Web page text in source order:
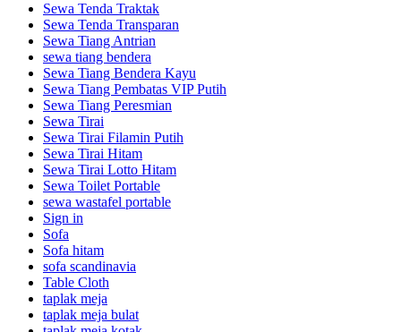
Sewa Tenda Traktak
Sewa Tenda Transparan
Sewa Tiang Antrian
sewa tiang bendera
Sewa Tiang Bendera Kayu
Sewa Tiang Pembatas VIP Putih
Sewa Tiang Peresmian
Sewa Tirai
Sewa Tirai Filamin Putih
Sewa Tirai Hitam
Sewa Tirai Lotto Hitam
Sewa Toilet Portable
sewa wastafel portable
Sign in
Sofa
Sofa hitam
sofa scandinavia
Table Cloth
taplak meja
taplak meja bulat